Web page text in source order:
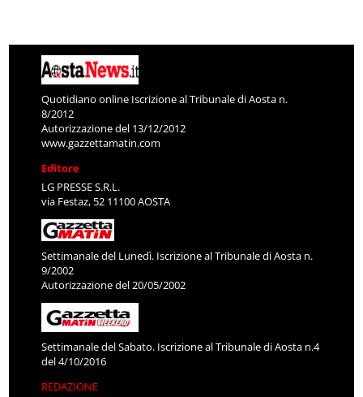
Quotidiano online Iscrizione al Tribunale di Aosta n.
8/2012
Autorizzazione del 13/12/2012
www.gazzettamatin.com
Editore
LG PRESSE S.R.L.
via Festaz, 52 11100 AOSTA
Settimanale del Lunedì. Iscrizione al Tribunale di Aosta n.
9/2002
Autorizzazione del 20/05/2002
Settimanale del Sabato. Iscrizione al Tribunale di Aosta n.4
del 4/10/2016
REDAZIONE